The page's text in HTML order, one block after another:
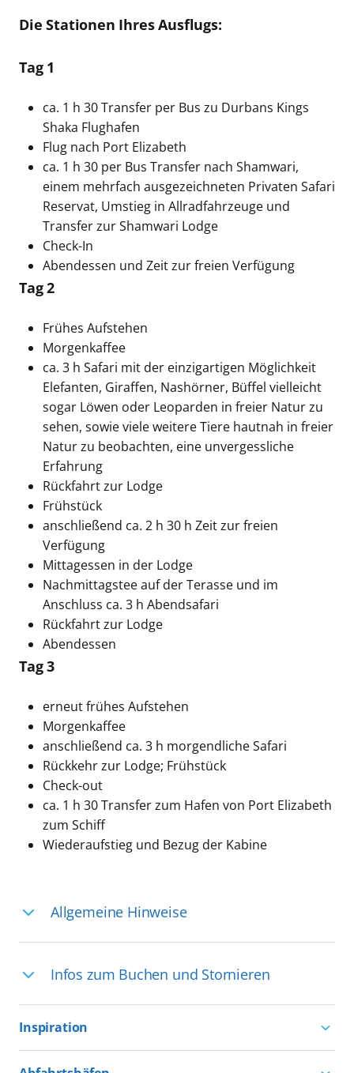
Die Stationen Ihres Ausflugs:
Tag 1
ca. 1 h 30 Transfer per Bus zu Durbans Kings
Shaka Flughafen
Flug nach Port Elizabeth
ca. 1 h 30 per Bus Transfer nach Shamwari,
einem mehrfach ausgezeichneten Privaten Safari
Reservat, Umstieg in Allradfahrzeuge und
Transfer zur Shamwari Lodge
Check-In
Abendessen und Zeit zur freien Verfügung
Tag 2
Frühes Aufstehen
Morgenkaffee
ca. 3 h Safari mit der einzigartigen Möglichkeit
Elefanten, Giraffen, Nashörner, Büffel vielleicht
sogar Löwen oder Leoparden in freier Natur zu
sehen, sowie viele weitere Tiere hautnah in freier
Natur zu beobachten, eine unvergessliche
Erfahrung
Rückfahrt zur Lodge
Frühstück
anschließend ca. 2 h 30 h Zeit zur freien
Verfügung
Mittagessen in der Lodge
Nachmittagstee auf der Terasse und im
Anschluss ca. 3 h Abendsafari
Rückfahrt zur Lodge
Abendessen
Tag 3
erneut frühes Aufstehen
Morgenkaffee
anschließend ca. 3 h morgendliche Safari
Rückkehr zur Lodge; Frühstück
Check-out
ca. 1 h 30 Transfer zum Hafen von Port Elizabeth
zum Schiff
Wiederaufstieg und Bezug der Kabine
Allgemeine Hinweise
Deutschsprachige Reiseleiter:innen sind
in vielen Regionen verfügbar, aber in
einigen Ländern selten, sodass dort
englischsprachige Expert:innen die
Infos zum Buchen und Stornieren
entweder bereits vor der Reise bis kurz
Inspiration
Aktivurlaub mit AIDA